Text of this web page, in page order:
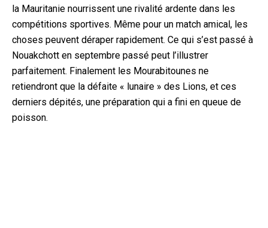
la Mauritanie nourrissent une rivalité ardente dans les
compétitions sportives. Même pour un match amical, les
choses peuvent déraper rapidement. Ce qui s’est passé à
Nouakchott en septembre passé peut l’illustrer
parfaitement. Finalement les Mourabitounes ne
retiendront que la défaite « lunaire » des Lions, et ces
derniers dépités, une préparation qui a fini en queue de
poisson.